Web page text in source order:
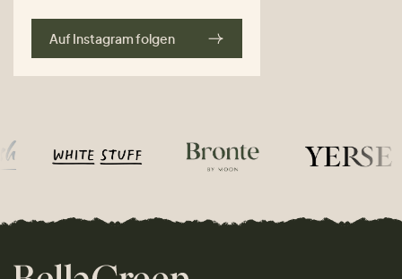
Auf Instagram folgen